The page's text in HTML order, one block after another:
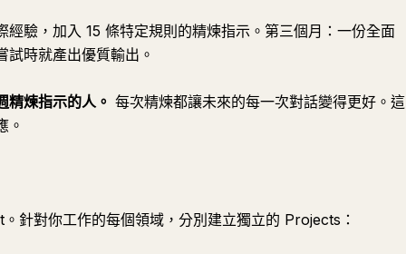
驗，加入 15 條特定規則的精煉指示。第三個月：一份全面
試時就產出優質輸出。
煉指示的人。 每次精煉都讓未來的每一次對話變得更好。這
。
針對你工作的每個領域，分別建立獨立的 Projects：